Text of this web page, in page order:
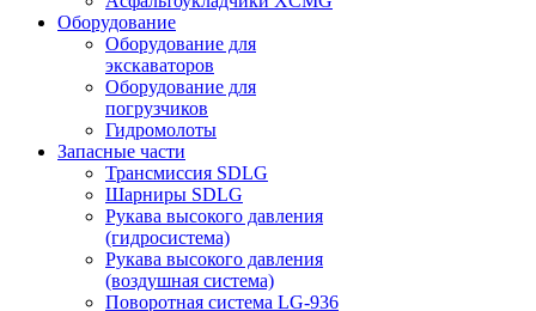
Оборудование
Оборудование для
экскаваторов
Оборудование для
погрузчиков
Гидромолоты
Запасные части
Трансмиссия SDLG
Шарниры SDLG
Рукава высокого давления
(гидросистема)
Рукава высокого давления
(воздушная система)
Поворотная система LG-936